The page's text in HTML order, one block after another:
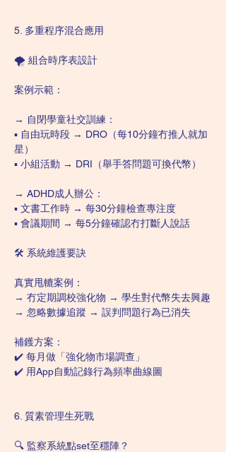
5. 多重程序混合應用
🌪️ 組合時序表設計
案例示範：
→ 自閉學童社交訓練：
▪️ 自由玩時段 → DRO（每10分鐘冇推人就加
星）
▪️ 小組活動 → DRI（舉手答問題可換代幣）
→ ADHD成人辦公：
▪️ 文書工作時 → 每30分鐘檢查專注度
▪️ 會議期間 → 每5分鐘確認冇打斷人說話
🛠️ 系統維護要訣
真實甩轆案例：
→ 冇定期調校強化物 → 學生對代幣失去興趣
→ 忽略數據追蹤 → 誤判問題行為已消失
補鑊方案：
✔️ 每月做「強化物市場調查」
✔️ 用App自動記錄行為頻率曲線圖
6. 質素管理生死戰
🔍 監察系統點set至穩陣？